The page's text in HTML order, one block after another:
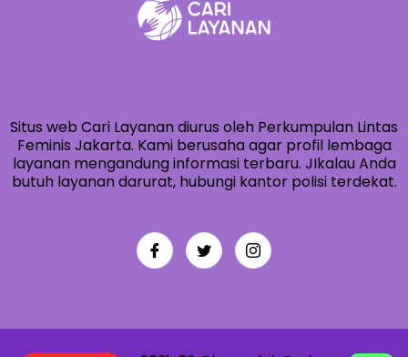
Situs web Cari Layanan diurus oleh Perkumpulan Lintas
Feminis Jakarta. Kami berusaha agar profil lembaga
layanan mengandung informasi terbaru. JIkalau Anda
butuh layanan darurat, hubungi kantor polisi terdekat.